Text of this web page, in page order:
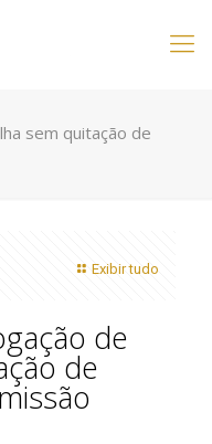
sem quitação de
Exibir tudo
de
de